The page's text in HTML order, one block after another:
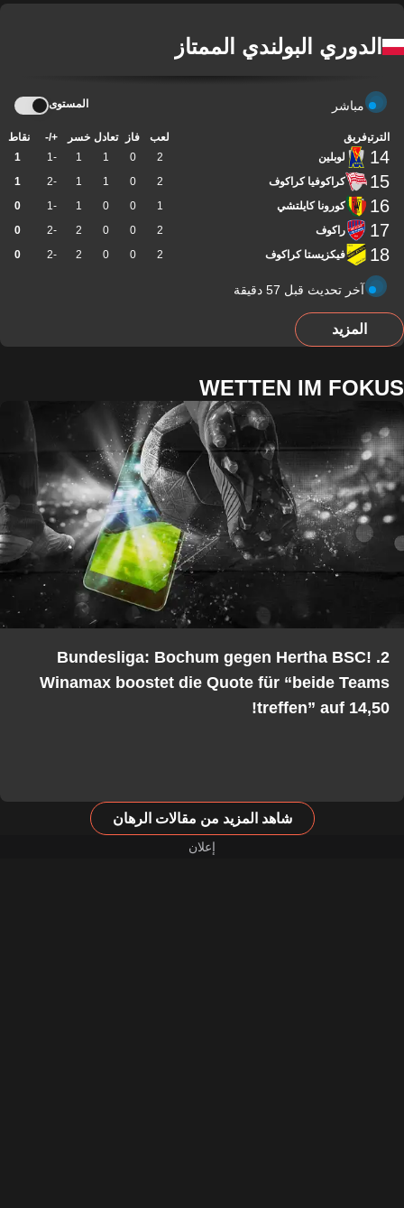
الدوري البولندي الممتاز
مباشر المستوى
الترتيبفريق لعب فاز تعادل خسر +/- نقاط
14 لوبلين 2
0
1
1
-1
1
15 كراكوفيا كراكوف 2
0
1
1
-2
1
16 كورونا كايلتشي 1
0
0
1
-1
0
17 راكوف 2
0
0
2
-2
0
18 فيكزيستا كراكوف 2
0
0
2
-2
0
آخر تحديث قبل 57 دقيقة
المزيد
WETTEN IM FOKUS
2. Bundesliga: Bochum gegen Hertha BSC!
Winamax boostet die Quote für “beide Teams
treffen” auf 14,50!
شاهد المزيد من مقالات الرهان